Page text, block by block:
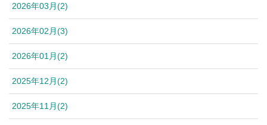
2026年03月(2)
2026年02月(3)
2026年01月(2)
2025年12月(2)
2025年11月(2)